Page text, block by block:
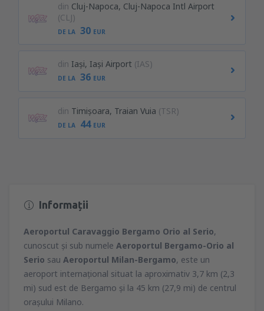
din Cluj-Napoca, Cluj-Napoca Intl Airport
(CLJ)
DE LA 30 EUR
din Iași, Iași Airport (IAS)
DE LA 36 EUR
din Timișoara, Traian Vuia (TSR)
DE LA 44 EUR
Informații
Aeroportul Caravaggio Bergamo Orio al Serio,
cunoscut şi sub numele Aeroportul Bergamo-Orio al
Serio sau Aeroportul Milan-Bergamo, este un
aeroport internaţional situat la aproximativ 3,7 km (2,3
mi) sud est de Bergamo şi la 45 km (27,9 mi) de centrul
oraşului Milano.